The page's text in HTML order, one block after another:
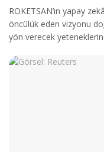
ROKETSAN’ın yapay
öncülük eden vizyonu
yön verecek